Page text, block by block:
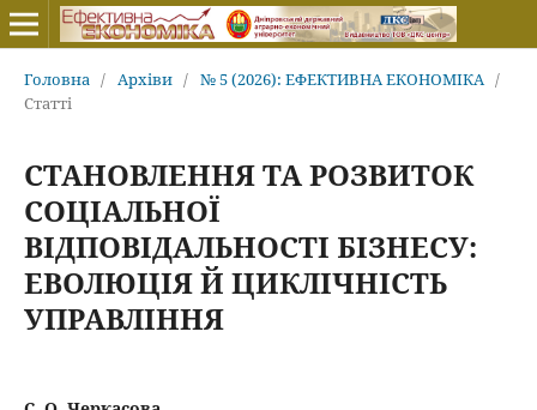
Головна / Архіви / № 5 (2026): ЕФЕКТИВНА ЕКОНОМІКА /
Статті
СТАНОВЛЕННЯ ТА РОЗВИТОК
СОЦІАЛЬНОЇ
ВІДПОВІДАЛЬНОСТІ БІЗНЕСУ:
ЕВОЛЮЦІЯ Й ЦИКЛІЧНІСТЬ
УПРАВЛІННЯ